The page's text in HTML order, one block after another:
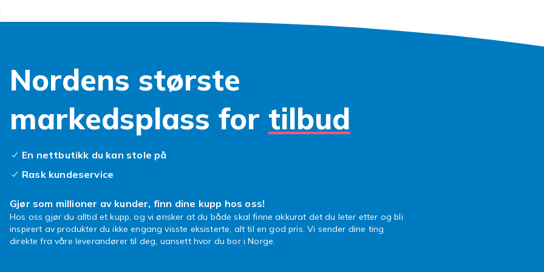
Sammenlign iPhone i ulike modeller, farger og lagring og finn en god pris
OnePlus, se
Nordens største
markedsplass for tilbud
En nettbutikk du kan stole på
Rask kundeservice
Gjør som millioner av kunder, finn dine kupp hos oss!
Hos oss gjør du alltid et kupp, og vi ønsker at du både skal finne akkurat det du leter etter og bli
inspirert av produkter du ikke engang visste eksisterte, alt til en god pris. Vi sender dine ting
direkte fra våre leverandører til deg, uansett hvor du bor i Norge.